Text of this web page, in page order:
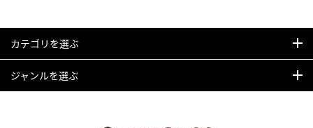
カテゴリを選ぶ
ジャンルを選ぶ